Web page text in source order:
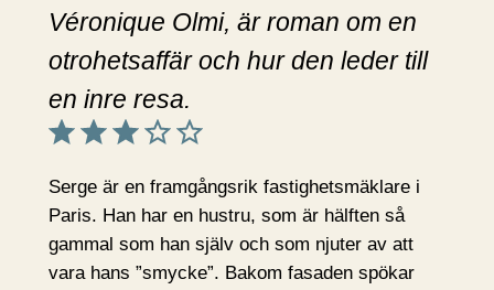
Véronique Olmi, är roman om en
otrohetsaffär och hur den leder till
en inre resa.
Serge är en framgångsrik fastighetsmäklare i
Paris. Han har en hustru, som är hälften så
gammal som han själv och som njuter av att
vara hans ”smycke”. Bakom fasaden spökar